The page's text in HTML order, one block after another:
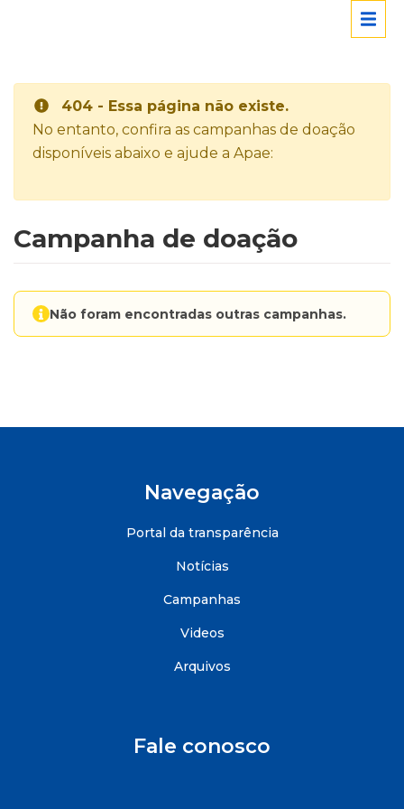
404 - Essa página não existe.
No entanto, confira as campanhas de doação
disponíveis abaixo e ajude a Apae:
Campanha de doação
Não foram encontradas outras campanhas.
Navegação
Portal da transparência
Notícias
Campanhas
Videos
Arquivos
Fale conosco